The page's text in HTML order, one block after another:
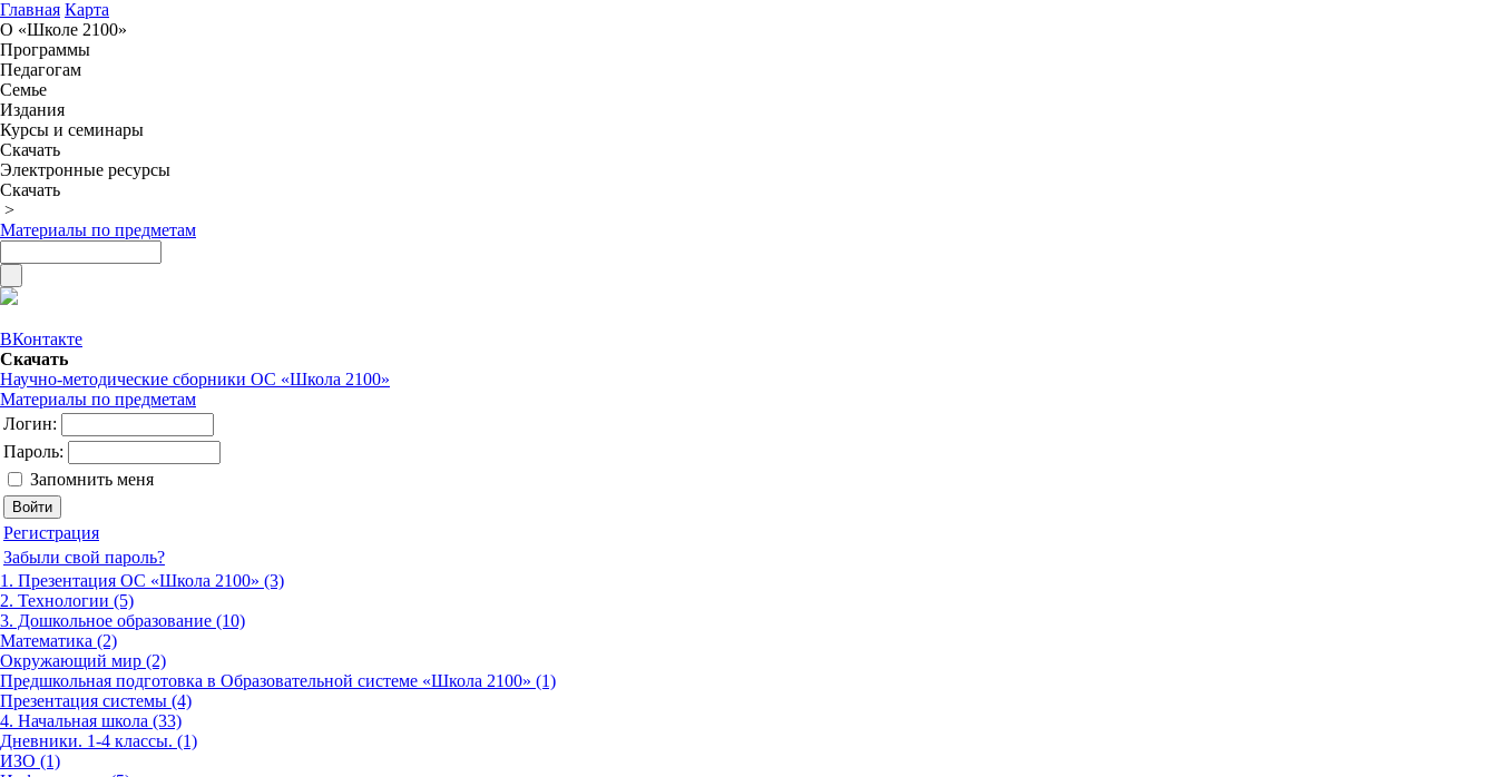
Главная Карта
О «Школе 2100»
Программы
Педагогам
Семье
Издания
Курсы и семинары
Скачать
Электронные ресурсы
Скачать
>
Материалы по предметам
ВКонтакте
Скачать
Научно-методические сборники ОС «Школа 2100»
Материалы по предметам
Логин:
Пароль:
Запомнить меня
Регистрация
Забыли свой пароль?
1. Презентация ОС «Школа 2100» (3)
2. Технологии (5)
3. Дошкольное образование (10)
Математика (2)
Окружающий мир (2)
Предшкольная подготовка в Образовательной системе «Школа 2100» (1)
Презентация системы (4)
4. Начальная школа (33)
Дневники. 1-4 классы. (1)
ИЗО (1)